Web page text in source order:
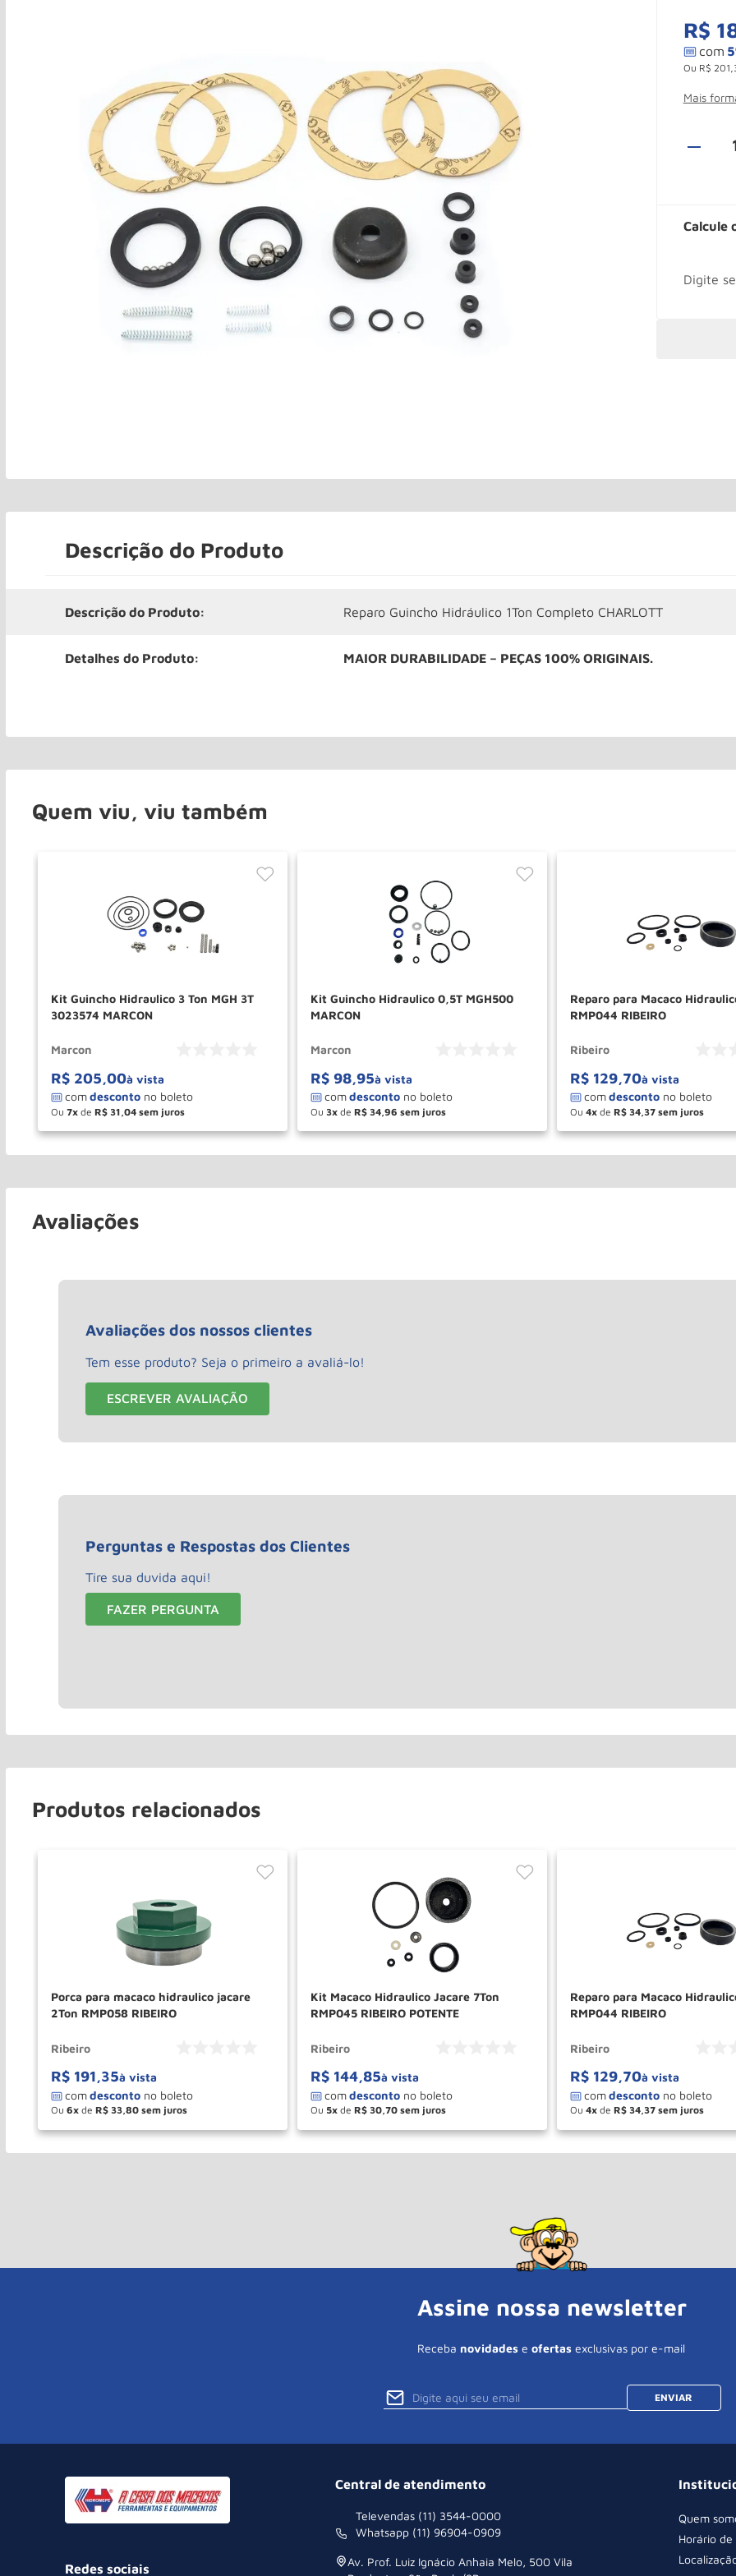
R$
Ou R$ 201
Mais
Calcule
Descrição do Produto
Descrição do Produto: Reparo Guincho Hidráulico 1Ton Completo CHARLOTT
Detalhes do Produto: MAIOR DURABILIDADE – PEÇAS 100% ORIGINAIS.
Quem viu, viu também
Kit Guincho Hidraulico 3 Ton MGH 3T
3023574 MARCON
Marcon
R$ 205,00à vista
Ou 7 de R$ 31 04
＋
－ COMPRAR
Kit Guincho Hidraulico 0,5T MGH500
MARCON
Marcon
R$ 98,95à vista
Ou 3 de R$ 34 96
＋
－ COMPRAR
Reparo para Macaco
RMP044 RIBEIRO
Ribeiro
R$ 129,70à vista
Ou 4 de R$ 34 37
＋
－
Avaliações
Avaliações dos nossos clientes
Tem esse produto? Seja o primeiro a avaliá-lo!
ESCREVER AVALIAÇÃO
Perguntas e Respostas dos Clientes
Tire sua duvida aqui!
FAZER PERGUNTA
Produtos relacionados
Porca para macaco hidraulico jacare
2Ton RMP058 RIBEIRO
Ribeiro
R$ 191,35à vista
Ou 6 de R$ 33,80
＋
－ COMPRAR
Kit Macaco Hidraulico Jacare 7Ton
RMP045 RIBEIRO POTENTE
Ribeiro
R$ 144,85à vista
Ou 5 de R$ 30,70
＋
－ COMPRAR
Reparo para Macaco
RMP044 RIBEIRO
Ribeiro
R$ 129,70à vista
Ou 4 de R$ 34,37
＋
－
Assine nossa newsletter
Receba novidades e ofertas exclusivas por e-mail
ENVIAR
Redes sociais
Central de atendimento
Televendas (11) 3544-0000
Whatsapp (11) 96904-0909
Av. Prof. Luiz Ignácio Anhaia Melo, 500 Vila
Quem
Horário